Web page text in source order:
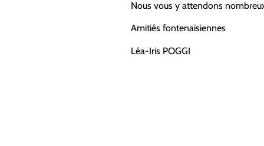
Nous vous y attendons
Amitiés fontenaisiennes
Léa-Iris POGGI